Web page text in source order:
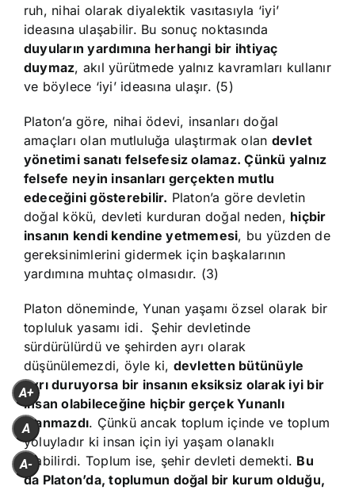
ruh, nihai olarak diyalektik vasıtasıyla ‘iyi’
ideasına ulaşabilir. Bu sonuç noktasında
duyuların yardımına herhangi bir ihtiyaç
duymaz, akıl yürütmede yalnız kavramları kullanır
ve böylece ‘iyi’ ideasına ulaşır. (5)
Platon’a göre, nihai ödevi, insanları doğal
amaçları olan mutluluğa ulaştırmak olan devlet
yönetimi sanatı felsefesiz olamaz. Çünkü yalnız
felsefe neyin insanları gerçekten mutlu
edeceğini gösterebilir. Platon’a göre devletin
doğal kökü, devleti kurduran doğal neden, hiçbir
insanın kendi kendine yetmemesi, bu yüzden de
gereksinimlerini gidermek için başkalarının
yardımına muhtaç olmasıdır. (3)
Platon döneminde, Yunan yaşamı özsel olarak bir
topluluk yasamı idi. Şehir devletinde
sürdürülürdü ve şehirden ayrı olarak
düşünülemezdi, öyle ki, devletten bütünüyle
ayrı duruyorsa bir insanın eksiksiz olarak iyi bir
insan olabileceğine hiçbir gerçek Yunanlı
inanmazdı. Çünkü ancak toplum içinde ve toplum
yoluyladır ki insan için iyi yaşam olanaklı
olabilirdi. Toplum ise, şehir devleti demekti. Bu
da Platon’da, toplumun doğal bir kurum olduğu,
A+
A
A-